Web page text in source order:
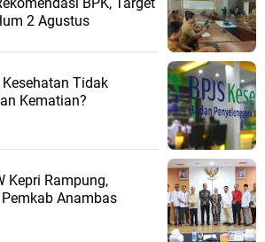
2 Agustus
Tidak
Kematian?
Kepri Rampung,
Anambas